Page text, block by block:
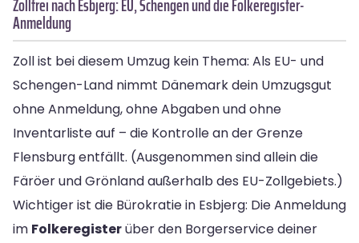
Zollfrei nach Esbjerg: EU, Schengen und die Folkeregister-
Anmeldung
Zoll ist bei diesem Umzug kein Thema: Als EU- und
Schengen-Land nimmt Dänemark dein Umzugsgut
ohne Anmeldung, ohne Abgaben und ohne
Inventarliste auf – die Kontrolle an der Grenze
Flensburg entfällt. (Ausgenommen sind allein die
Färöer und Grönland außerhalb des EU-Zollgebiets.)
Wichtiger ist die Bürokratie in Esbjerg: Die Anmeldung
im Folkeregisterüber den Borgerservice deiner